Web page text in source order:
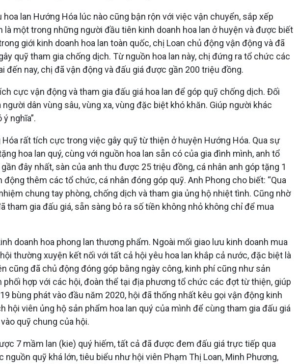
hoa lan Hướng Hóa lúc nào cũng bận rộn với việc vận chuyển, sắp xếp
một trong những người đầu tiên kinh doanh hoa lan ở huyện và được biết
giới kinh doanh hoa lan toàn quốc, chị Loan chủ động vận động và đã
quỹ tham gia chống dịch. Từ nguồn hoa lan này, chị đứng ra tổ chức các
đến nay, chị đã vận động và đấu giá được gần 200 triệu đồng.
cực vận động và tham gia đấu giá hoa lan để góp quỹ chống dịch. Đối
dân vùng sâu, vùng xa, vùng đặc biệt khó khăn. Giúp người khác
nghĩa”.
rất tích cực trong việc gây quỹ từ thiện ở huyện Hướng Hóa. Qua sự
hoa lan quý, cùng với nguồn hoa lan sẵn có của gia đình mình, anh tổ
đây nhất, sàn của anh thu được 25 triệu đồng, cá nhân anh góp tặng 1
thêm các tổ chức, cá nhân đóng góp quỹ. Anh Phong cho biết: “Qua
chung tay phòng, chống dịch và tham gia ủng hộ nhiệt tình. Cũng nhờ
gia đấu giá, sẵn sàng bỏ ra số tiền không nhỏ không chỉ để mua
doanh hoa phong lan thương phẩm. Ngoài mối giao lưu kinh doanh mua
thường xuyện kết nối với tất cả hội yêu hoa lan khắp cả nước, đặc biệt là
cũng đã chủ động đóng góp bằng ngày công, kinh phí cũng như sản
hợp với các hội, đoàn thể tại địa phương tổ chức các đợt từ thiện, giúp
bùng phát vào đầu năm 2020, hội đã thống nhất kêu gọi vận động kinh
viên ủng hộ sản phẩm hoa lan quý của mình để cùng tham gia đấu giá
quỹ chung của hội.
7 mầm lan (kie) quý hiếm, tất cả đã được đem đấu giá trực tiếp qua
quỹ khá lớn, tiêu biểu như hội viên Phạm Thị Loan, Minh Phương,